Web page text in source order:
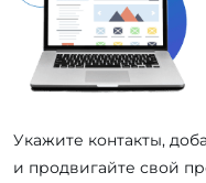
Укажите контакты,
и продвигайте свой